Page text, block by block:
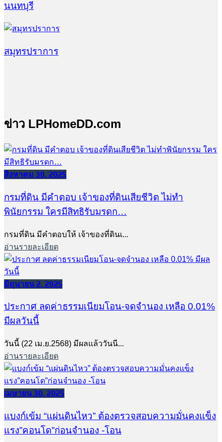
นนทบุรี
สมุทรปราการ
ข่าว LPHomeDD.com
สิงหาคม 30, 2025
กรมที่ดิน มีคำตอบ เจ้าของที่ดินเสียชีวิต ไม่ทำ
พินัยกรรม ใครมีสิทธิรับมรดก…
กรมที่ดิน มีคำตอบให้ เจ้าของที่ดินเ...
อ่านรายละเอียด
มิถุนายน 2, 2025
ประกาศ ลดค่าธรรมเนียมโอน-จดจำนอง เหลือ 0.01%
มีผลวันนี้
วันนี้ (22 เม.ย.2568) มีผลแล้ววันนี...
อ่านรายละเอียด
เมษายน 30, 2025
แบงก์เข้ม “แผ่นดินไหว” ต้องตรวจสอบความมั่นคงแข็ง
แรง”คอนโด”ก่อนจำนอง -โอน